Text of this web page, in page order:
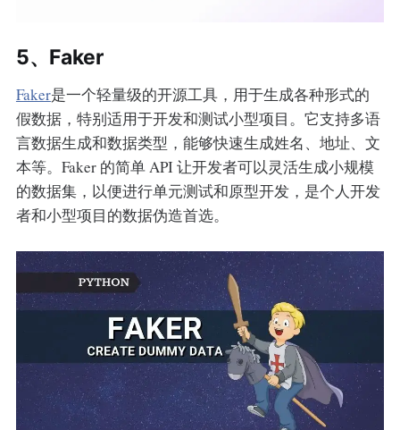
5、Faker
Faker是一个轻量级的开源工具，用于生成各种形式的
假数据，特别适用于开发和测试小型项目。它支持多语
言数据生成和数据类型，能够快速生成姓名、地址、文
本等。Faker 的简单 API 让开发者可以灵活生成小规模
的数据集，以便进行单元测试和原型开发，是个人开发
者和小型项目的数据伪造首选。